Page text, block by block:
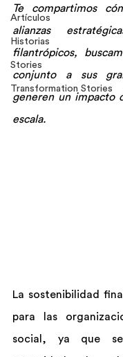
Artículos
Historias
Stories
Transformation Stories
Te compartimos
alianzas
filantrópicos,
conjunto a sus
generen un impacto
escala.
La sostenibilidad
para las
social, ya que